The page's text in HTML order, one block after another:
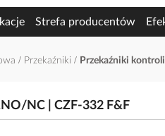
Strefa producentów
Przekaźniki Przekaźniki
NC | CZF-332 F&F